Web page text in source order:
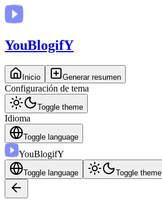
YouBlogifY
Inicio Generar resumen
Configuración de tema
Toggle theme
Idioma
Toggle language
YouBlogifY
Toggle language Toggle theme